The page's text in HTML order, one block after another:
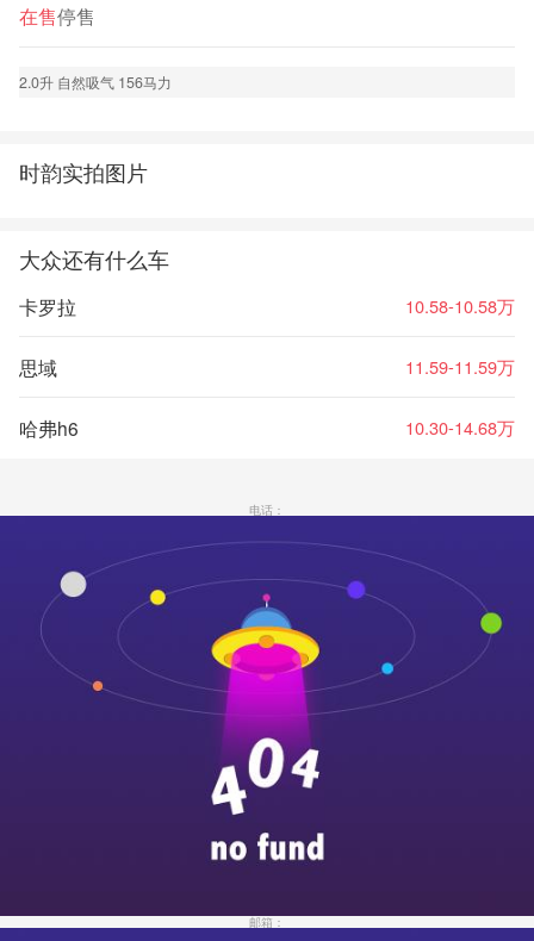
在售停售
2.0升 自然吸气 156马力
时韵实拍图片
大众还有什么车
卡罗拉 10.58-10.58万
思域 11.59-11.59万
哈弗h6 10.30-14.68万
电话：
邮箱：